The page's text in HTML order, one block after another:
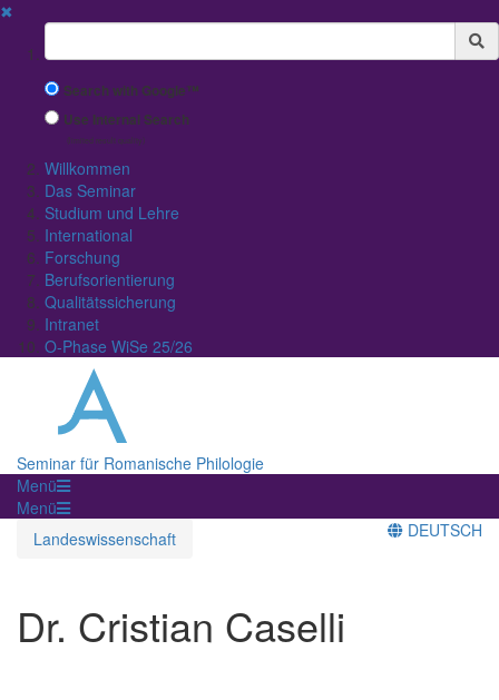
✖
Suchbegriff
Search with Google™
Use Internal Search
(limited result quality)
Willkommen
Das Seminar
Studium und Lehre
International
Forschung
Berufsorientierung
Qualitätssicherung
Intranet
O-Phase WiSe 25/26
Seminar für Romanische Philologie
Menü
Menü
Landeswissenschaft
DEUTSCH
Dr. Cristian Caselli